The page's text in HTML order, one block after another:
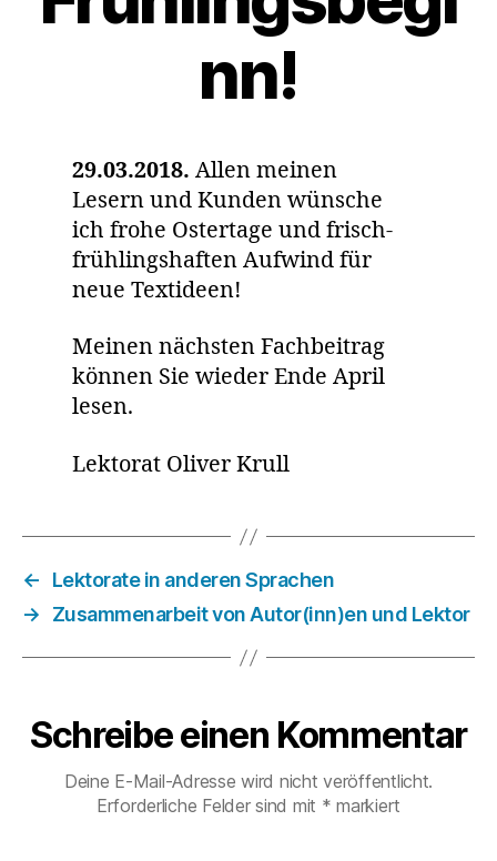
nn!
29.03.2018. Allen meinen
Lesern und Kunden wünsche
ich frohe Ostertage und frisch-
frühlingshaften Aufwind für
neue Textideen!
Meinen nächsten Fachbeitrag
können Sie wieder Ende April
lesen.
Lektorat Oliver Krull
←
Lektorate in anderen Sprachen
→
Zusammenarbeit von Autor(inn)en und Lektor
Schreibe einen Kommentar
Deine E-Mail-Adresse wird nicht veröffentlicht.
Erforderliche Felder sind mit * markiert